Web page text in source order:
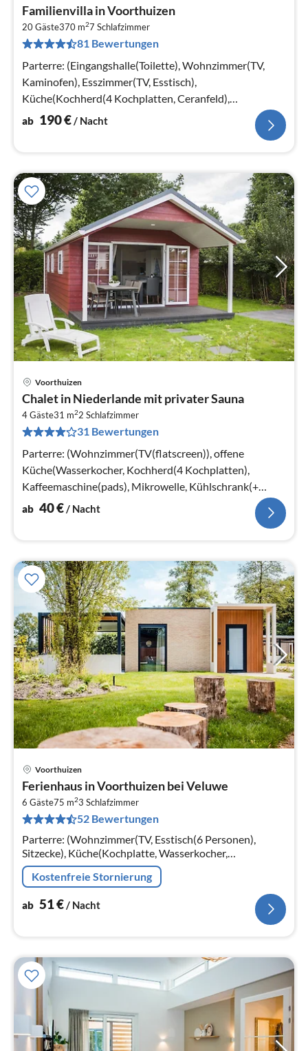
Familienvilla in Voorthuizen
20 Gäste370 m27 Schlafzimmer
81 Bewertungen
Parterre: (Eingangshalle(Toilette), Wohnzimmer(TV,
Kaminofen), Esszimmer(TV, Esstisch),
Küche(Kochherd(4 Kochplatten, Ceranfeld),
Kaffeemaschine(Filter, pads)
ab 190€/ Nacht
Voorthuizen
Chalet in Niederlande mit privater Sauna
4 Gäste31 m22 Schlafzimmer
31 Bewertungen
Parterre: (Wohnzimmer(TV(flatscreen)), offene
Küche(Wasserkocher, Kochherd(4 Kochplatten),
Kaffeemaschine(pads), Mikrowelle, Kühlschrank(+
Gefrierfach)), Schlafzimmer(Doppelbett)
ab 40€/ Nacht
Voorthuizen
Ferienhaus in Voorthuizen bei Veluwe
6 Gäste75 m23 Schlafzimmer
52 Bewertungen
Parterre: (Wohnzimmer(TV, Esstisch(6 Personen),
Sitzecke), Küche(Kochplatte, Wasserkocher,
Kaffeemaschine, Backofen, Mikrowelle, Spülmaschine,
Kühlschrank, Tiefkühlschrank, , )
Kostenfreie Stornierung
ab 51€/ Nacht